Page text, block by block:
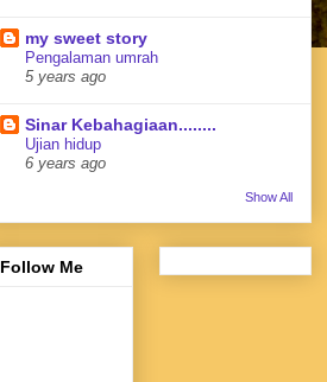
my sweet story
Pengalaman umrah
5 years ago
Sinar Kebahagiaan........
Ujian hidup
6 years ago
Show All
Follow Me